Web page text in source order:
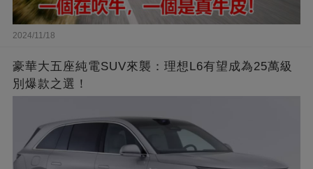
2024/11/18
豪華大五座純電SUV來襲：理想L6有望成為25萬級
別爆款之選！